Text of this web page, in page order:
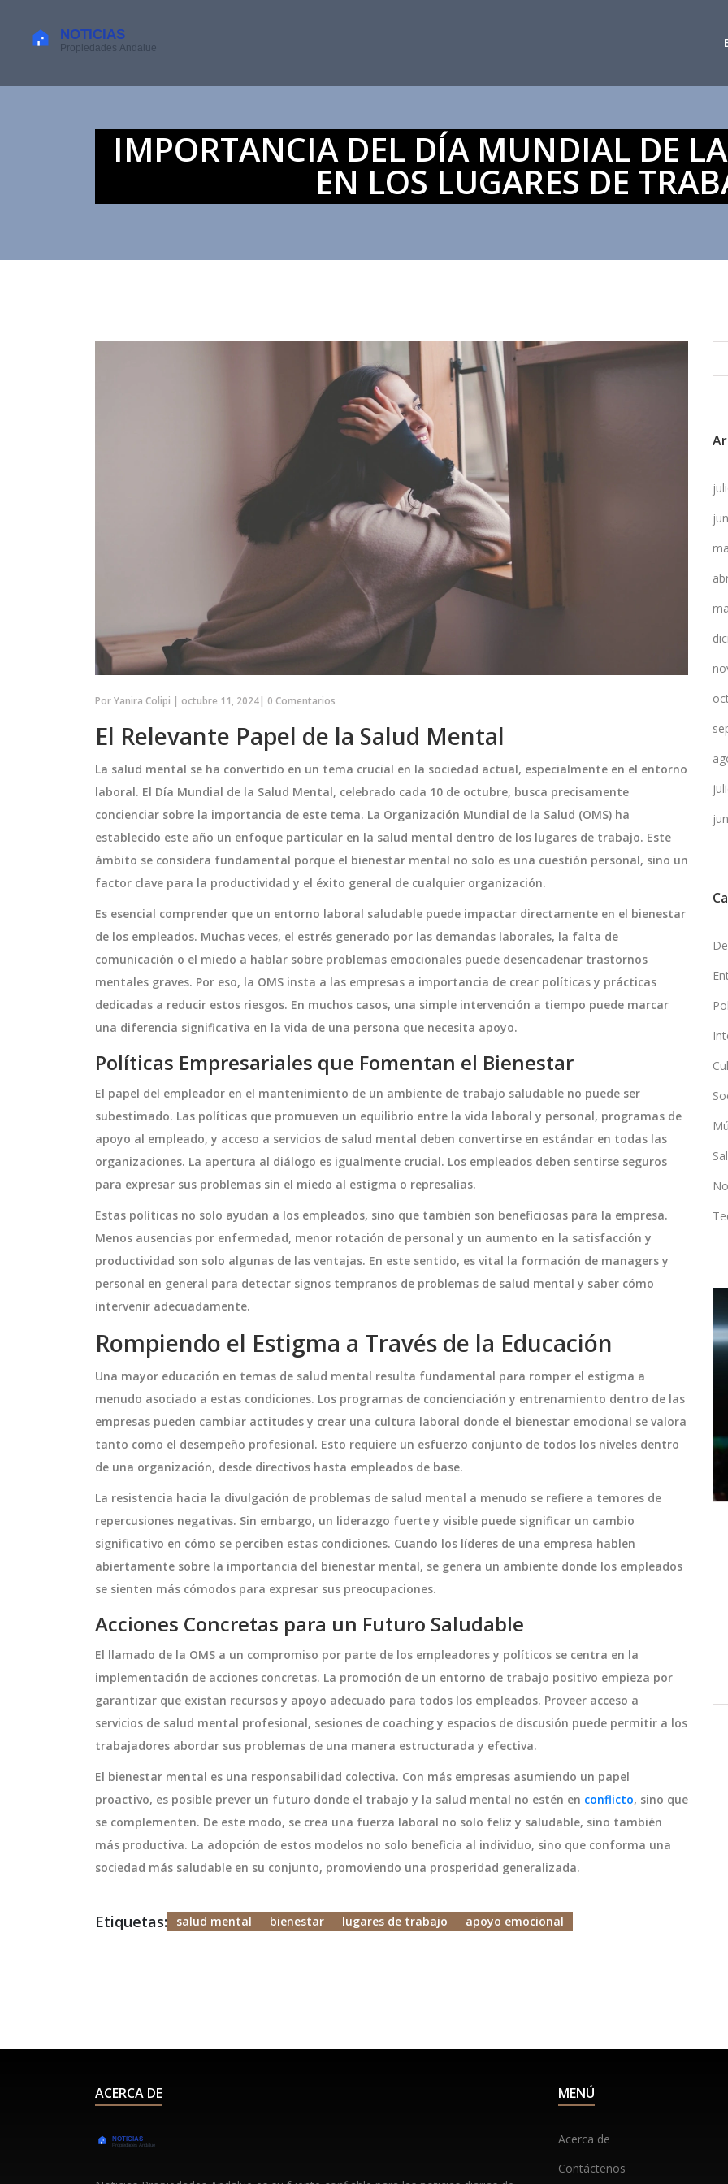
IMPORTANCIA DEL DÍA MUNDIAL DE
EN LOS LUGARES DE
PorYanira Colipi | octubre 11, 2024| 0 Comentarios
El Relevante Papel de la Salud Mental
La salud mental se ha convertido en un tema crucial en la sociedad actual, especialmente en el entorno
laboral. El Día Mundial de la Salud Mental, celebrado cada 10 de octubre, busca precisamente
concienciar sobre la importancia de este tema. La Organización Mundial de la Salud (OMS) ha
establecido este año un enfoque particular en la salud mental dentro de los lugares de trabajo. Este
ámbito se considera fundamental porque el bienestar mental no solo es una cuestión personal, sino un
factor clave para la productividad y el éxito general de cualquier organización.
Es esencial comprender que un entorno laboral saludable puede impactar directamente en el bienestar
de los empleados. Muchas veces, el estrés generado por las demandas laborales, la falta de
comunicación o el miedo a hablar sobre problemas emocionales puede desencadenar trastornos
mentales graves. Por eso, la OMS insta a las empresas a importancia de crear políticas y prácticas
dedicadas a reducir estos riesgos. En muchos casos, una simple intervención a tiempo puede marcar
una diferencia significativa en la vida de una persona que necesita apoyo.
Políticas Empresariales que Fomentan el Bienestar
El papel del empleador en el mantenimiento de un ambiente de trabajo saludable no puede ser
subestimado. Las políticas que promueven un equilibrio entre la vida laboral y personal, programas de
apoyo al empleado, y acceso a servicios de salud mental deben convertirse en estándar en todas las
organizaciones. La apertura al diálogo es igualmente crucial. Los empleados deben sentirse seguros
para expresar sus problemas sin el miedo al estigma o represalias.
Estas políticas no solo ayudan a los empleados, sino que también son beneficiosas para la empresa.
Menos ausencias por enfermedad, menor rotación de personal y un aumento en la satisfacción y
productividad son solo algunas de las ventajas. En este sentido, es vital la formación de managers y
personal en general para detectar signos tempranos de problemas de salud mental y saber cómo
intervenir adecuadamente.
Rompiendo el Estigma a Través de la Educación
Una mayor educación en temas de salud mental resulta fundamental para romper el estigma a
menudo asociado a estas condiciones. Los programas de concienciación y entrenamiento dentro de las
empresas pueden cambiar actitudes y crear una cultura laboral donde el bienestar emocional se valora
tanto como el desempeño profesional. Esto requiere un esfuerzo conjunto de todos los niveles dentro
de una organización, desde directivos hasta empleados de base.
La resistencia hacia la divulgación de problemas de salud mental a menudo se refiere a temores de
repercusiones negativas. Sin embargo, un liderazgo fuerte y visible puede significar un cambio
significativo en cómo se perciben estas condiciones. Cuando los líderes de una empresa hablen
abiertamente sobre la importancia del bienestar mental, se genera un ambiente donde los empleados
se sienten más cómodos para expresar sus preocupaciones.
Acciones Concretas para un Futuro Saludable
El llamado de la OMS a un compromiso por parte de los empleadores y políticos se centra en la
implementación de acciones concretas. La promoción de un entorno de trabajo positivo empieza por
garantizar que existan recursos y apoyo adecuado para todos los empleados. Proveer acceso a
servicios de salud mental profesional, sesiones de coaching y espacios de discusión puede permitir a los
trabajadores abordar sus problemas de una manera estructurada y efectiva.
El bienestar mental es una responsabilidad colectiva. Con más empresas asumiendo un papel
proactivo, es posible prever un futuro donde el trabajo y la salud mental no estén en conflicto, sino que
se complementen. De este modo, se crea una fuerza laboral no solo feliz y saludable, sino también
más productiva. La adopción de estos modelos no solo beneficia al individuo, sino que conforma una
sociedad más saludable en su conjunto, promoviendo una prosperidad generalizada.
Etiquetas: salud mental bienestar lugares de trabajo apoyo emocional
que afecta a
la dura realidad
Uruguay vence 2-1 a Uzbekistán
en amistoso en Kuala Lumpur
Uruguay venció 2-1 a Uzbekistán en
Kuala Lumpur, con goles de Torres y
Sanabria. El triunfo afina la táctica de
octubre 13 2025
Corinna Schumacher Defiende
Fervorosamente a su Hijo
Frente al Director del Equipo
Schumacher, protagonizó una acalorada
dinámica emocional y profesional en la
Fórmula 1.
septiembre 6 2024
ACERCA DE MENÚ
Acerca de
Contáctenos